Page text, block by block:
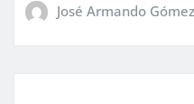
José Armando Gómez